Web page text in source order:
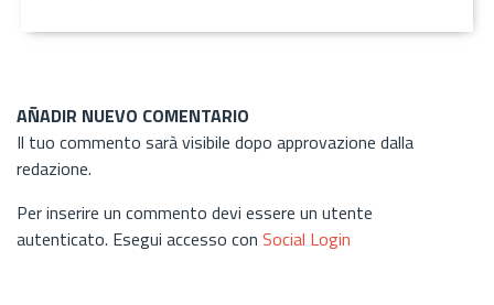
AÑADIR NUEVO COMENTARIO
Il tuo commento sarà visibile dopo approvazione dalla
redazione.
Per inserire un commento devi essere un utente
autenticato. Esegui accesso con Social Login